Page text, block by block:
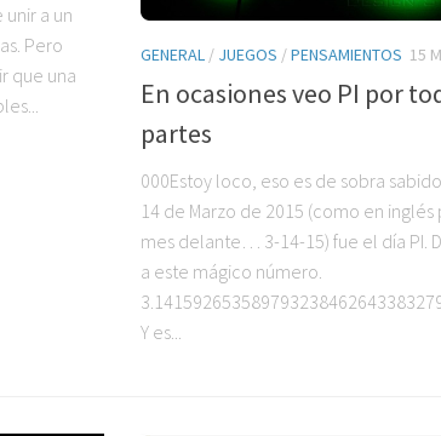
a un
Pero
que una
GENERAL / JUEGOS /PENSAMIENTOS 15
En ocasiones veo PI por
partes
000Estoy loco, eso es de sobra
14 de Marzo de 2015 (como en
mes delante… 3-14-15) fue el día PI.
a este mágico número.
Y es...